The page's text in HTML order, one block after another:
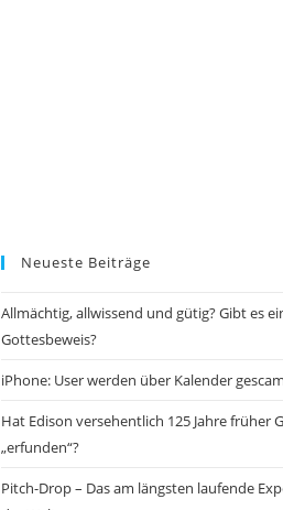
Neueste Beiträge
Allmächtig, allwissend und gütig? Gibt es
Gottesbeweis?
iPhone: User werden über Kalender
Hat Edison versehentlich 125 Jahre früher
„erfunden“?
Pitch-Drop – Das am längsten laufende